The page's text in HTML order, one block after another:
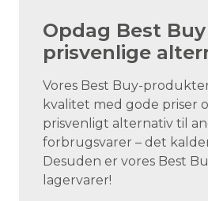
Opdag Best Buy
prisvenlige
Vores Best Buy-
kvalitet med gode priser
prisvenligt alternativ til
forbrugsvarer – det kalder
Desuden er vores Best
lagervarer!